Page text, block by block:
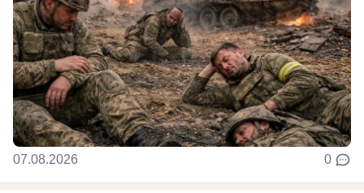
07.08.2026 0